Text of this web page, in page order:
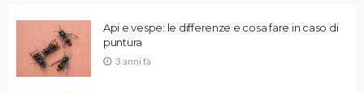
Api e vespe: le differenze e cosa fare in caso di
puntura
3 anni fa